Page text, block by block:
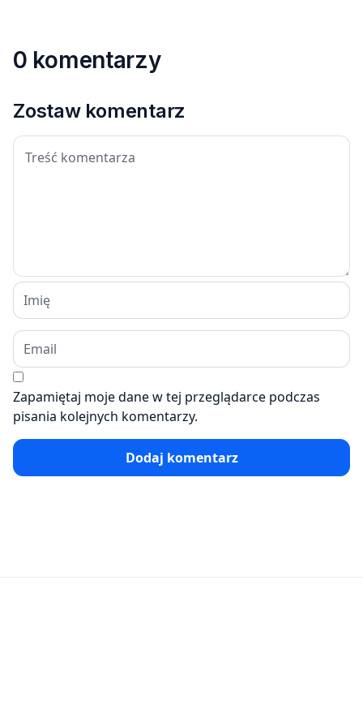
0 komentarzy
Zostaw komentarz
Zapamiętaj moje dane w tej przeglądarce podczas
pisania kolejnych komentarzy.
Dodaj komentarz